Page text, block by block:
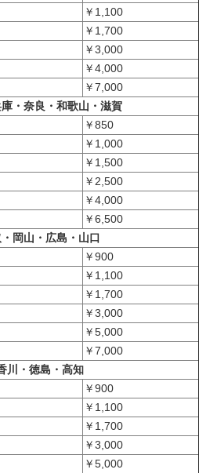
￥1,100
￥1,700
￥3,000
￥4,000
￥7,000
・奈良・和歌山・滋賀
￥850
￥1,000
￥1,500
￥2,500
￥4,000
￥6,500
岡山・広島・山口
￥900
￥1,100
￥1,700
￥3,000
￥5,000
￥7,000
川・徳島・高知
￥900
￥1,100
￥1,700
￥3,000
￥5,000